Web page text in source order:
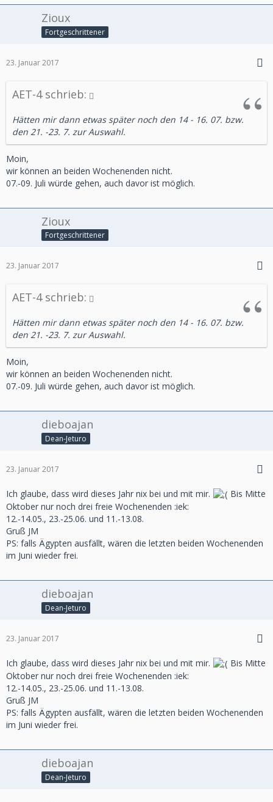
Zioux
Fortgeschrittener
23. Januar 2017
AET-4 schrieb:
Hätten mir dann etwas später noch den 14 - 16. 07. bzw.
den 21. -23. 7. zur Auswahl.
Moin,
wir können an beiden Wochenenden nicht.
07.-09. Juli würde gehen, auch davor ist möglich.
Zioux
Fortgeschrittener
23. Januar 2017
AET-4 schrieb:
Hätten mir dann etwas später noch den 14 - 16. 07. bzw.
den 21. -23. 7. zur Auswahl.
Moin,
wir können an beiden Wochenenden nicht.
07.-09. Juli würde gehen, auch davor ist möglich.
dieboajan
Dean-Jeturo
23. Januar 2017
Ich glaube, dass wird dieses Jahr nix bei und mit mir.
Bis Mitte
Oktober nur noch drei freie Wochenenden :iek:
12.-14.05., 23.-25.06. und 11.-13.08.
Gruß JM
PS: falls Ägypten ausfällt, wären die letzten beiden Wochenenden
im Juni wieder frei.
dieboajan
Dean-Jeturo
23. Januar 2017
Ich glaube, dass wird dieses Jahr nix bei und mit mir.
Bis Mitte
Oktober nur noch drei freie Wochenenden :iek:
12.-14.05., 23.-25.06. und 11.-13.08.
Gruß JM
PS: falls Ägypten ausfällt, wären die letzten beiden Wochenenden
im Juni wieder frei.
dieboajan
Dean-Jeturo